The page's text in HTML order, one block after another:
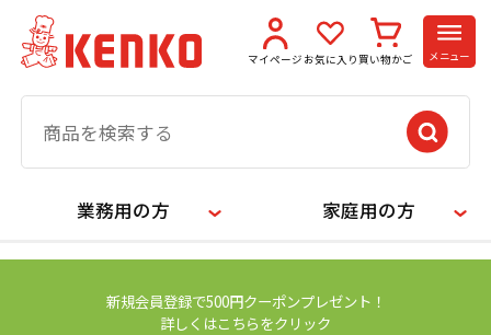
マイページ お気に入り 買い物かご メニュー
業務用の方 家庭用の方
新規会員登録で500円クーポンプレゼント！
詳しくはこちらをクリック